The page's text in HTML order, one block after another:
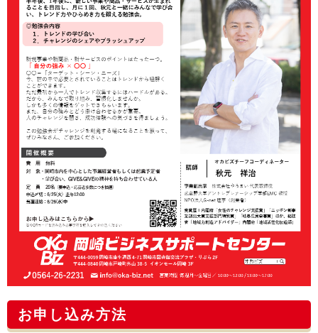
お申し込み方法